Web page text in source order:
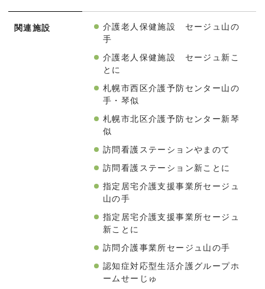
関連施設
介護老人保健施設 セージュ山の
手
介護老人保健施設 セージュ新こ
とに
札幌市西区介護予防センター山の
手・琴似
札幌市北区介護予防センター新琴
似
訪問看護ステーションやまのて
訪問看護ステーション新ことに
指定居宅介護支援事業所セージュ
山の手
指定居宅介護支援事業所セージュ
新ことに
訪問介護事業所セージュ山の手
認知症対応型生活介護グループホ
ームせーじゅ